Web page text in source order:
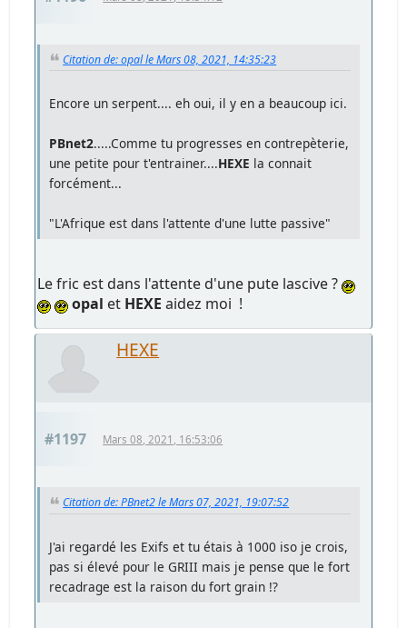
Citation de: opal le Mars 08, 2021, 14:35:23
Encore un serpent.... eh oui, il y en a beaucoup ici.
PBnet2.....Comme tu progresses en contrepèterie,
une petite pour t'entrainer....HEXE la connait
forcément...
"L'Afrique est dans l'attente d'une lutte passive"
Le fric est dans l'attente d'une pute lascive ?
opal et HEXE aidez moi !
HEXE
#1197 Mars 08, 2021, 16:53:06
Citation de: PBnet2 le Mars 07, 2021, 19:07:52
J'ai regardé les Exifs et tu étais à 1000 iso je crois,
pas si élevé pour le GRIII mais je pense que le fort
recadrage est la raison du fort grain !?